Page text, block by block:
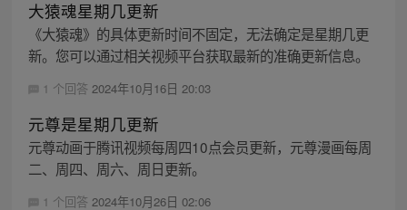
大猿魂星期几更新
《大猿魂》的具体更新时间不固定，无法确定是星期几更
新。您可以通过相关视频平台获取最新的准确更新信息。
1 个回答 2024年10月16日 20:03
元尊是星期几更新
元尊动画于腾讯视频每周四10点会员更新，元尊漫画每周
二、周四、周六、周日更新。
1 个回答 2024年10月26日 02:06